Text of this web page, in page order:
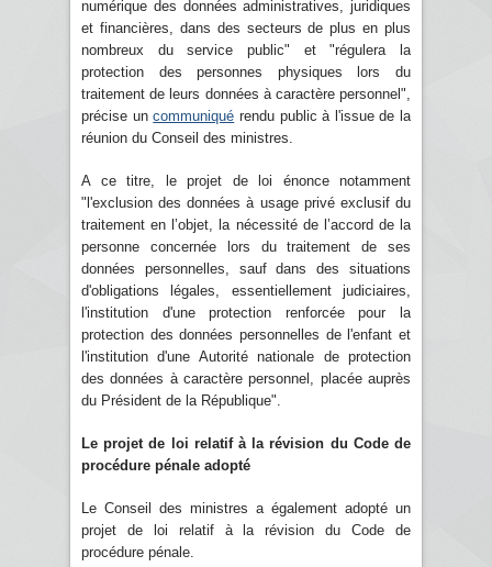
numérique des données administratives, juridiques
et financières, dans des secteurs de plus en plus
nombreux du service public" et "régulera la
protection des personnes physiques lors du
traitement de leurs données à caractère personnel",
précise uncommuniqué rendu public à l'issue de la
réunion du Conseil des ministres.
A ce titre, le projet de loi énonce notamment
"l'exclusion des données à usage privé exclusif du
traitement en l’objet, la nécessité de l’accord de la
personne concernée lors du traitement de ses
données personnelles, sauf dans des situations
d'obligations légales, essentiellement judiciaires,
l'institution d'une protection renforcée pour la
protection des données personnelles de l'enfant et
l'institution d'une Autorité nationale de protection
des données à caractère personnel, placée auprès
du Président de la République".
Le projet de loi relatif à la révision du Code de
procédure pénale adopté
Le Conseil des ministres a également adopté un
projet de loi relatif à la révision du Code de
procédure pénale.